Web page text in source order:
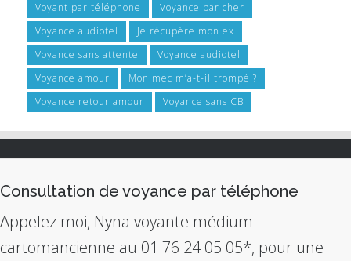
Voyant par téléphone
Voyance par cher
Voyance audiotel
Je récupère mon ex
Voyance sans attente
Voyance audiotel
Voyance amour
Mon mec m’a-t-il trompé ?
Voyance retour amour
Voyance sans CB
Consultation de voyance par téléphone
Appelez moi, Nyna voyante médium
cartomancienne au 01 76 24 05 05*, pour une